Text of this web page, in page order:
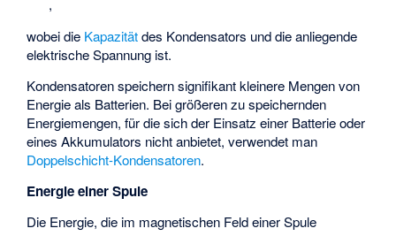
,
wobeidie Kapazitätdes Kondensators unddie anliegende
elektrische Spannung ist.
Kondensatoren speichern signifikant kleinere Mengen von
Energie als Batterien. Bei größeren zu speichernden
Energiemengen, für die sich der Einsatz einer Batterie oder
eines Akkumulators nicht anbietet, verwendet man
Doppelschicht-Kondensatoren.
Energie einer Spule
Die Energie, die im magnetischen Feld einer Spule